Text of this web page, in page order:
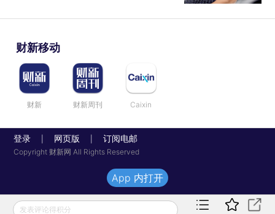
财新移动
财新 财新周刊 Caixin
登录 网页版 订阅电邮
Copyright 财新网 All Rights Reserved
发表评论得积分
App 内打开